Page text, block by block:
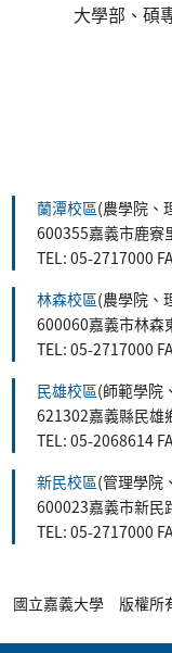
大學部、碩
蘭潭校區(農學院、
600355嘉義市鹿寮
TEL: 05-2717000
林森校區(農學院、
600060嘉義市林森
TEL: 05-2717000
民雄校區(師範學院
621302嘉義縣民雄
TEL: 05-2068614
新民校區(管理學院
600023嘉義市新民
TEL: 05-2717000
國立嘉義大學 版權所